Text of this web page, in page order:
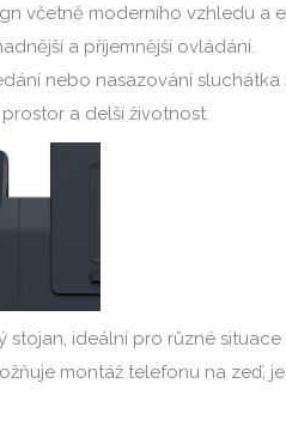
včetně moderního vzhledu a
a příjemnější ovládání.
nebo nasazování
a delší životnost.
stojan, ideální pro různé
montáž telefonu na zeď,